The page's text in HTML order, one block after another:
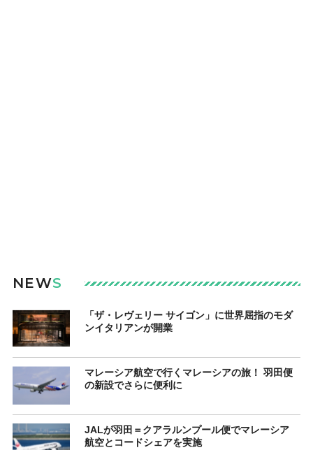
NEWS
「ザ・レヴェリー サイゴン」に世界屈指のモダ
ンイタリアンが開業
マレーシア航空で行くマレーシアの旅！ 羽田便
の新設でさらに便利に
JALが羽田＝クアラルンプール便でマレーシア
航空とコードシェアを実施